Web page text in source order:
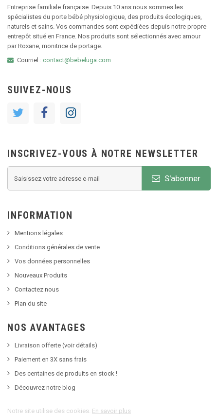
Entreprise familiale française. Depuis 10 ans nous sommes les
spécialistes du porte bébé physiologique, des produits écologiques,
naturels et sains. Vos commandes sont expédiées depuis notre propre
entrepôt situé en France. Nos produits sont sélectionnés avec amour
par Roxane, monitrice de portage.
Courriel : contact@bebeluga.com
SUIVEZ-NOUS
INSCRIVEZ-VOUS À NOTRE NEWSLETTER
S'abonner
INFORMATION
Mentions légales
Conditions générales de vente
Vos données personnelles
Nouveaux Produits
Contactez nous
Plan du site
NOS AVANTAGES
Livraison offerte (voir détails)
Paiement en 3X sans frais
Des centaines de produits en stock !
Découvrez notre blog
Notre site utilise des cookies. En savoir plus